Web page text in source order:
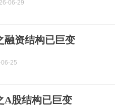
06-29
融资结构已巨变
25
A股结构已巨变